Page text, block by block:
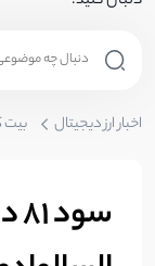
اخبار ارز دیجیتال بیت